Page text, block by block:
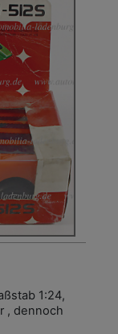
1:24,
, dennoch